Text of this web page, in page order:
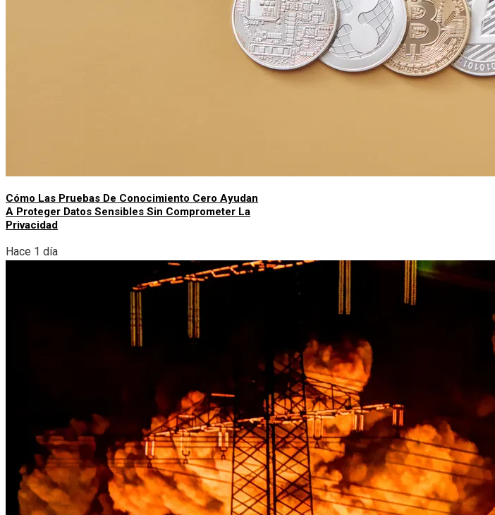
Cómo Las Pruebas De Conocimiento Cero Ayudan
A Proteger Datos Sensibles Sin Comprometer La
Privacidad
Hace 1 día